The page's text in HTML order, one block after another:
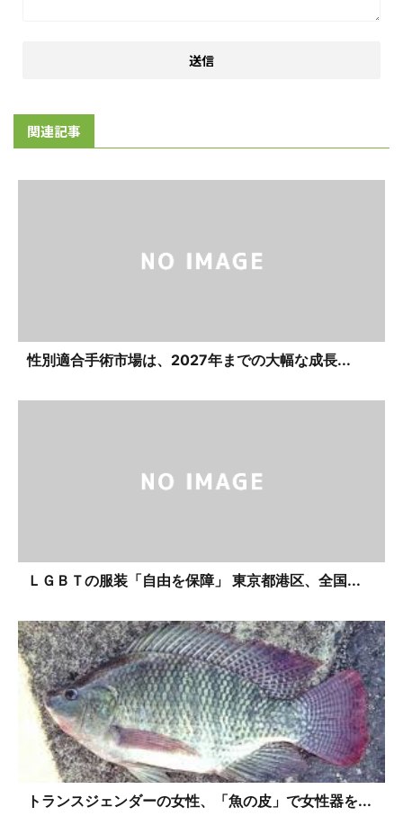
関連記事
性別適合手術市場は、2027年までの大幅な成長...
ＬＧＢＴの服装「自由を保障」 東京都港区、全国...
トランスジェンダーの女性、「魚の皮」で女性器を...